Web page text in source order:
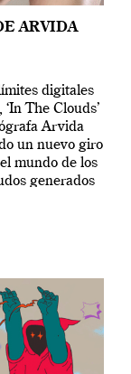
ARVIDA
digitales
The Clouds’
Arvida
un nuevo giro
mundo de los
generados